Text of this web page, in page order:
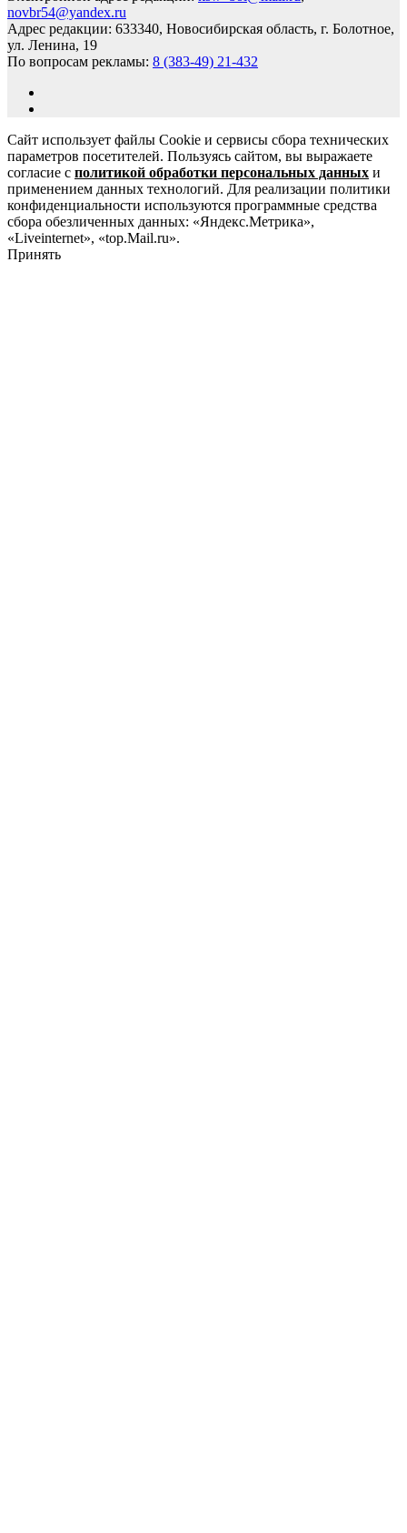
novbr54@yandex.ru
Адрес редакции: 633340, Новосибирская область, г. Болотное,
ул. Ленина, 19
По вопросам рекламы: 8 (383-49) 21-432
Сайт использует файлы Cookie и сервисы сбора технических
параметров посетителей. Пользуясь сайтом, вы выражаете
согласие с политикой обработки персональных данных и
применением данных технологий. Для реализации политики
конфиденциальности используются программные средства
сбора обезличенных данных: «Яндекс.Метрика»,
«Liveinternet», «top.Mail.ru».
Принять